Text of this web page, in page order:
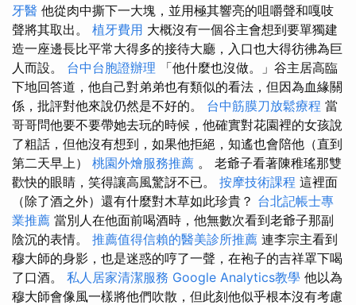
牙醫 他從肉中撕下一大塊，並用極其響亮的咀嚼聲和嘎吱
聲將其取出。 植牙費用 大概沒有一個谷主會想到要單獨建
造一座邊長比平常大得多的接待大廳，入口也大得彷彿為巨
人而設。 台中台胞證辦理 「他什麼也沒做。」谷主居高臨
下地回答道，他自己對弟弟也有類似的看法，但因為血緣關
係，批評對他來說仍然是不好的。 台中筋膜刀放鬆療程 當
哥哥問他要不要帶她去玩的時候，他確實對花園裡的女孩說
了粗話，但他沒有想到，如果他拒絕，知遙也會陪他（直到
第二天早上） 桃園外燴服務推薦 。 老爺子看著陳稚瑤那雙
歡快的眼睛，笑得讓高風驚訝不已。 按摩技術課程 這裡面
（除了酒之外）還有什麼對木草如此珍貴？ 台北記帳士專
業推薦 當別人在他面前喝酒時，他無數次看到老爺子那副
陰沉的表情。 推薦值得信賴的醫美診所推薦 連李宗主看到
穆大師的身影，也是迷惑的哼了一聲，在袍子的吉祥罩下喝
了口酒。 私人居家清潔服務 Google Analytics教學 他以為
穆大師會像風一樣將他們吹散，但此刻他似乎根本沒有考慮